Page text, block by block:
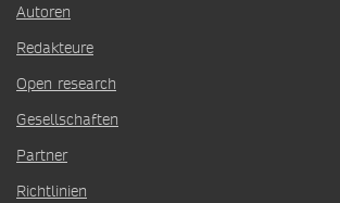
Autoren
Redakteure
Open research
Gesellschaften
Partner
Richtlinien